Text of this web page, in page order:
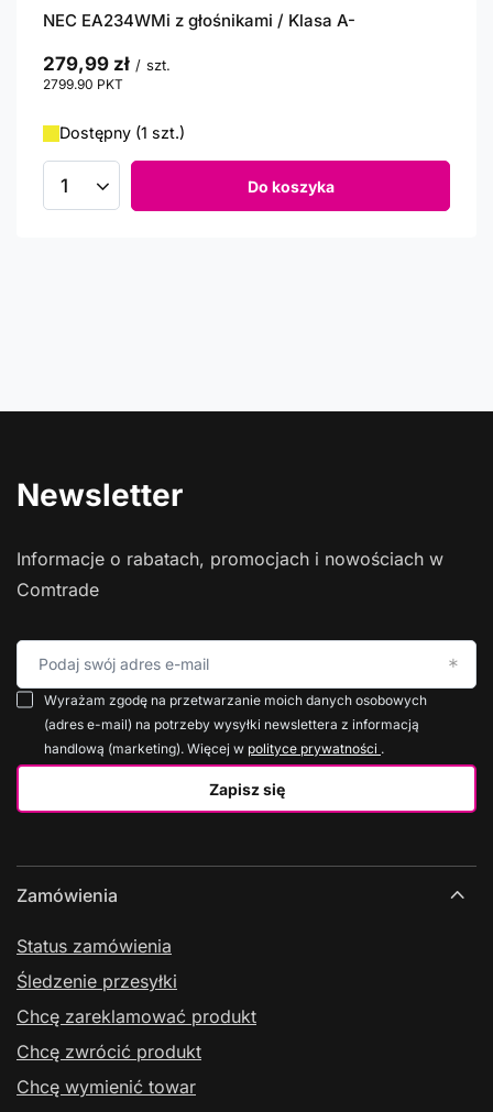
NEC EA234WMi z głośnikami / Klasa A-
279,99 zł / szt.
2799.90 PKT
Dostępny (1 szt.)
Ilość produktów Do koszyka
Newsletter
Informacje o rabatach, promocjach i nowościach w
Comtrade
Podaj swój adres e-mail
Zapisz się
Wyrażam zgodę na przetwarzanie moich danych osobowych
(adres e-mail) na potrzeby wysyłki newslettera z informacją
handlową (marketing). Więcej w polityce prywatności .
Zamówienia
Status zamówienia
Śledzenie przesyłki
Chcę zareklamować produkt
Chcę zwrócić produkt
Chcę wymienić towar